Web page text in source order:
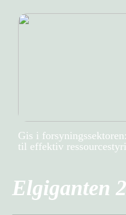
Gis i
til effektiv
Elgiganten